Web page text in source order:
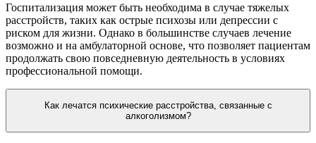
Госпитализация может быть необходима в случае тяжелых
расстройств, таких как острые психозы или депрессии с
риском для жизни. Однако в большинстве случаев лечение
возможно и на амбулаторной основе, что позволяет пациентам
продолжать свою повседневную деятельность в условиях
профессиональной помощи.
Как лечатся психические расстройства, связанные с
алкоголизмом?